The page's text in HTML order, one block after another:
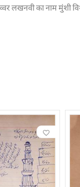
लखनवी का नाम मुंशी
करते थे। मुनव्वर